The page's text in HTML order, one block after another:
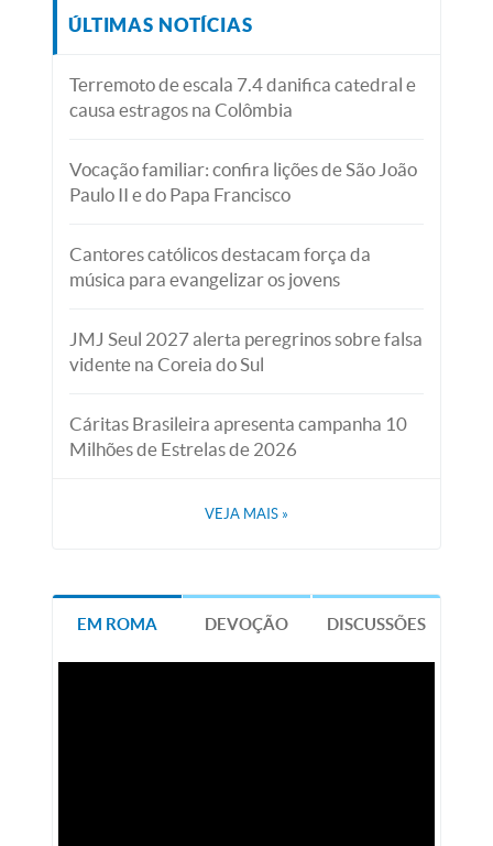
ÚLTIMAS NOTÍCIAS
Terremoto de escala 7.4 danifica catedral e
causa estragos na Colômbia
Vocação familiar: confira lições de São João
Paulo II e do Papa Francisco
Cantores católicos destacam força da
música para evangelizar os jovens
JMJ Seul 2027 alerta peregrinos sobre falsa
vidente na Coreia do Sul
Cáritas Brasileira apresenta campanha 10
Milhões de Estrelas de 2026
VEJA MAIS »
EM ROMA DEVOÇÃO DISCUSSÕES